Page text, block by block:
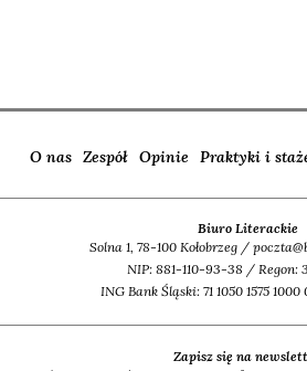
O nas Zespół Opinie Praktyki i
Biuro Literackie
Solna 1, 78-100 Kołobrzeg /
NIP: 881-110-93-38 / Regon:
ING Bank Śląski: 71 1050 1575 1000
Zapisz się na